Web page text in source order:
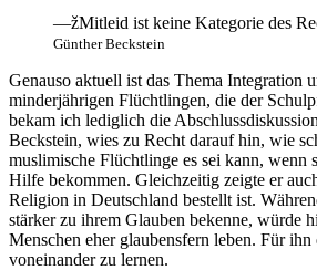
—žMitleid ist keine Kategorie des
Günther Beckstein
Genauso aktuell ist das Thema Integration
minderjährigen Flüchtlingen, die der
bekam ich lediglich die
Beckstein, wies zu Recht darauf hin, wie
muslimische Flüchtlinge es sei kann, wenn
Hilfe bekommen. Gleichzeitig zeigte er
Religion in Deutschland bestellt ist.
stärker zu ihrem Glauben bekenne, würde
Menschen eher glaubensfern leben. Für ihn
voneinander zu lernen.